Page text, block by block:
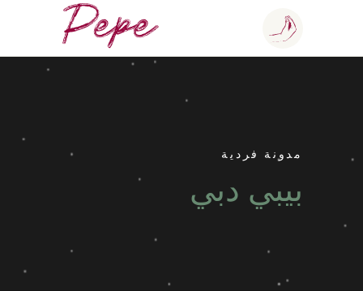
مدونة فردية
بيبي دبي